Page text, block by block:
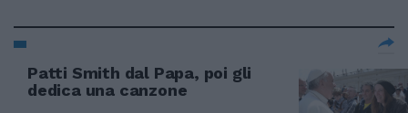
Patti Smith dal Papa, poi gli
dedica una canzone